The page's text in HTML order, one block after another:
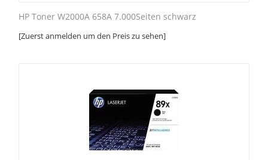
HP Toner W2000A 658A 7.000Seiten schwarz
[Zuerst anmelden um den Preis zu sehen]